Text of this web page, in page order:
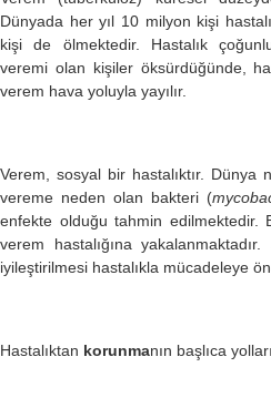
Dünyada her yıl 10 milyon kişi
kişi de ölmektedir. Hastalık
veremi olan kişiler öksürdüğünde,
verem hava yoluyla yayılır.
Verem, sosyal bir hastalıktır. Dünya
vereme neden olan bakteri (
enfekte olduğu tahmin edilmektedir.
verem hastalığına
iyileştirilmesi hastalıkla mücadeleye
Hastalıktan korunmanın başlıca